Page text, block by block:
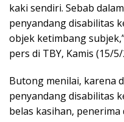
kaki sendiri. Sebab
penyandang disabilitas
objek ketimbang
pers di TBY, Kamis (15/5/
Butong menilai, karena
penyandang disabilitas
belas kasihan,